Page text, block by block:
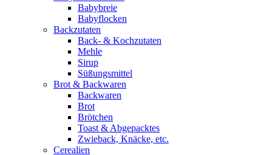
Babybreie
Babyflocken
Backzutaten
Back- & Kochzutaten
Mehle
Sirup
Süßungsmittel
Brot & Backwaren
Backwaren
Brot
Brötchen
Toast & Abgepacktes
Zwieback, Knäcke, etc.
Cerealien